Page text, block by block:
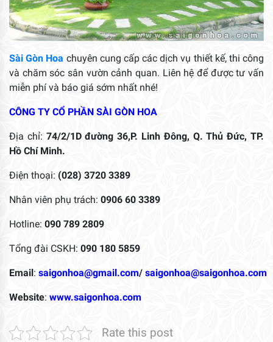
Sài Gòn Hoa chuyên cung cấp các dịch vụ thiết kế, thi công
và chăm sóc sân vườn cảnh quan. Liên hệ để được tư vấn
miễn phí và báo giá sớm nhất nhé!
CÔNG TY CỔ PHẦN SÀI GÒN HOA
Địa chỉ: 74/2/1D đường 36,P. Linh Đông, Q. Thủ Đức, TP.
Hồ Chí Minh.
Điện thoại: (028) 3720 3389
Nhân viên phụ trách: 0906 60 3389
Hotline: 090 789 2809
Tổng đài CSKH: 090 180 5859
Email : saigonhoa@gmail.com/ saigonhoa@saigonhoa.com
Website: www.saigonhoa.com
Rate this post